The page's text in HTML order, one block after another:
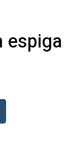
espiga